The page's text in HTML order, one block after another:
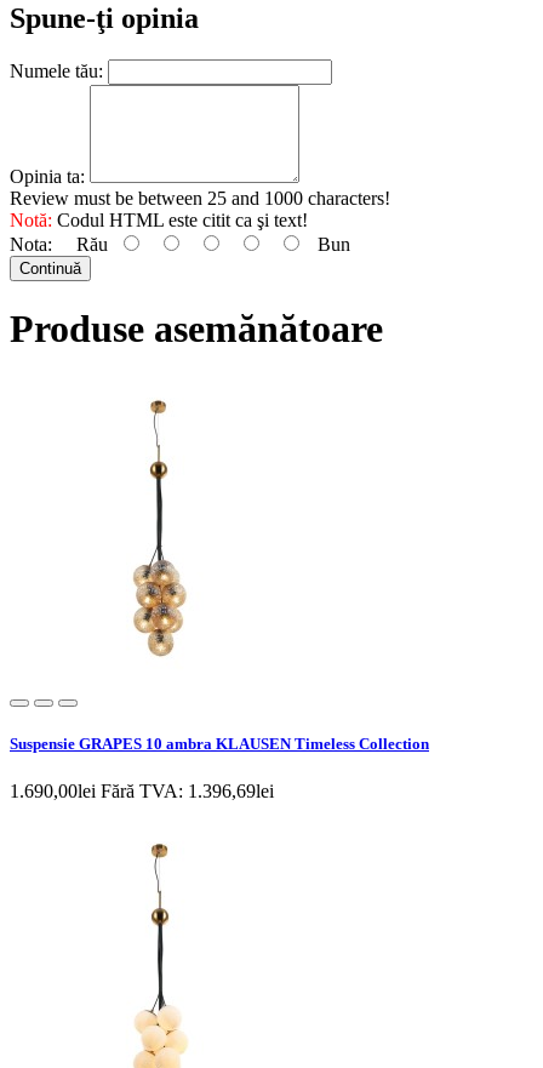
Spune-ţi opinia
Numele tău:
Opinia ta:
Review must be between 25 and 1000 characters!
Notă: Codul HTML este citit ca şi text!
Nota:
Rău Bun
Continuă
Produse asemănătoare
Suspensie GRAPES 10 ambra KLAUSEN Timeless Collection
1.690,00lei Fără TVA: 1.396,69lei